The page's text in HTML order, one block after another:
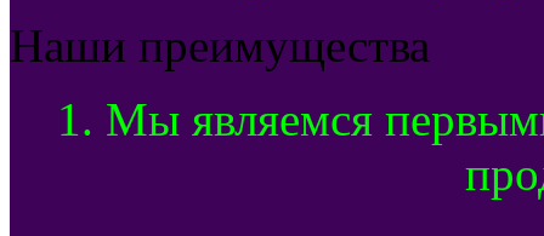
Наши преимущества
1. Мы являемся